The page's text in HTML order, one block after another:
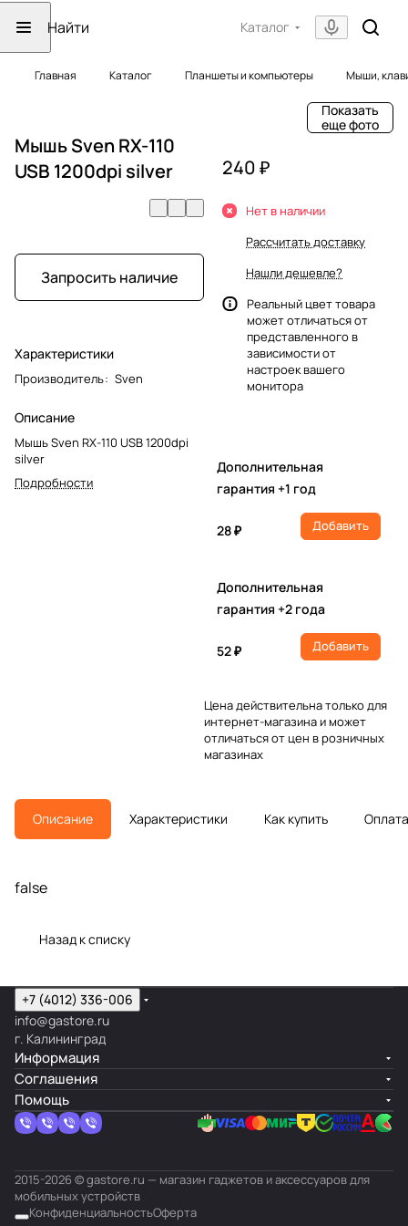
Каталог
Главная Каталог Планшеты и компьютеры Мыши,
Показать
еще фото
Мышь Sven RX-110
USB 1200dpi silver
Запросить наличие
Характеристики
Производитель: Sven
Описание
Мышь Sven RX-110 USB 1200dpi
silver
Подробности
240 ₽
Нет в наличии
Рассчитать доставку
Нашли дешевле?
Реальный цвет товара
может отличаться от
представленного в
зависимости от
настроек вашего
монитора
Дополнительная
гарантия +1 год
28 ₽ Добавить
Дополнительная
гарантия +2 года
52 ₽ Добавить
Цена действительна только для
интернет-магазина и может
отличаться от цен в розничных
магазинах
Описание Характеристики Как купить Оплата
false
Назад к списку
+7 (4012) 336-006
info@gastore.ru
г. Калининград
Информация
Соглашения
Помощь
2015-2026 © gastore.ru — магазин гаджетов и аксессуаров для
мобильных устройств
КонфиденциальностьОферта